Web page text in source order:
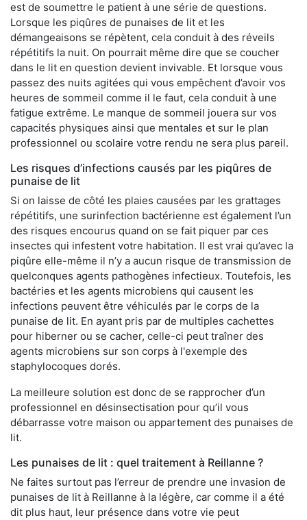
est de soumettre le patient à une série de questions.
Lorsque les piqûres de punaises de lit et les
démangeaisons se répètent, cela conduit à des réveils
répétitifs la nuit. On pourrait même dire que se coucher
dans le lit en question devient invivable. Et lorsque vous
passez des nuits agitées qui vous empêchent d’avoir vos
heures de sommeil comme il le faut, cela conduit à une
fatigue extrême. Le manque de sommeil jouera sur vos
capacités physiques ainsi que mentales et sur le plan
professionnel ou scolaire votre rendu ne sera plus pareil.
Les risques d’infections causés par les piqûres de
punaise de lit
Si on laisse de côté les plaies causées par les grattages
répétitifs, une surinfection bactérienne est également l’un
des risques encourus quand on se fait piquer par ces
insectes qui infestent votre habitation. Il est vrai qu’avec la
piqûre elle-même il n’y a aucun risque de transmission de
quelconques agents pathogènes infectieux. Toutefois, les
bactéries et les agents microbiens qui causent les
infections peuvent être véhiculés par le corps de la
punaise de lit. En ayant pris par de multiples cachettes
pour hiberner ou se cacher, celle-ci peut traîner des
agents microbiens sur son corps à l'exemple des
staphylocoques dorés.
La meilleure solution est donc de se rapprocher d’un
professionnel en désinsectisation pour qu’il vous
débarrasse votre maison ou appartement des punaises de
lit.
Les punaises de lit : quel traitement à Reillanne ?
Ne faites surtout pas l’erreur de prendre une invasion de
punaises de lit à Reillanne à la légère, car comme il a été
dit plus haut, leur présence dans votre vie peut